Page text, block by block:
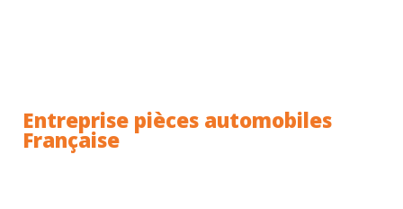
Entreprise pièces automobiles
Française